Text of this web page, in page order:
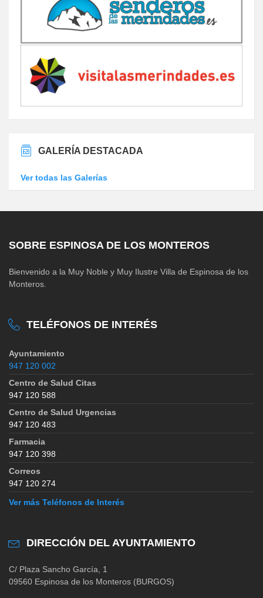
GALERÍA DESTACADA
Ver todas las Galerías
SOBRE ESPINOSA DE LOS MONTEROS
Bienvenido a la Muy Noble y Muy Ilustre Villa de Espinosa de los
Monteros.
TELÉFONOS DE INTERÉS
Ayuntamiento
947 120 002
Centro de Salud Citas
947 120 588
Centro de Salud Urgencias
947 120 483
Farmacia
947 120 398
Correos
947 120 274
Ver más Teléfonos de Interés
DIRECCIÓN DEL AYUNTAMIENTO
C/ Plaza Sancho García, 1
09560 Espinosa de los Monteros (BURGOS)